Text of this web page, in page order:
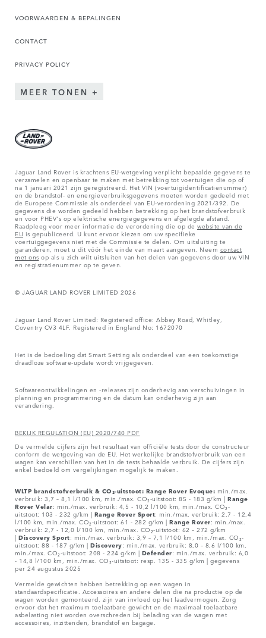
VOORWAARDEN & BEPALINGEN
CONTACT
PRIVACY POLICY
MEER TONEN
Jaguar Land Rover is krachtens EU-wetgeving verplicht bepaalde gegevens te
verzamelen en openbaar te maken met betrekking tot voertuigen die op of
na 1 januari 2021 zijn geregistreerd. Het VIN (voertuigidentificatienummer)
en de brandstof- en energieverbruiksgegevens moeten worden gedeeld met
de Europese Commissie als onderdeel van EU-verordening 2021/392. De
gegevens die worden gedeeld hebben betrekking op het brandstofverbruik
en voor PHEV's op elektrische energiegegevens en afgelegde afstand.
Raadpleeg voor meer informatie de verordening die op dewebsite van de
EU is gepubliceerd. U kunt ervoor kiezen om uw specifieke
voertuiggegevens niet met de Commissie te delen. Om uitsluiting te
garanderen, moet u dit vóór het einde van maart aangeven. Neem contact
met ons op als u zich wilt uitsluiten van het delen van gegevens door uw VIN
en registratienummer op te geven.
© JAGUAR LAND ROVER LIMITED 2026
Jaguar Land Rover Limited: Registered office: Abbey Road, Whitley,
Coventry CV3 4LF. Registered in England No: 1672070
Het is de bedoeling dat Smart Setting als onderdeel van een toekomstige
draadloze software-update wordt vrijgegeven.
Softwareontwikkelingen en -releases zijn onderhevig aan verschuivingen in
planning en programmering en de datum kan onderhevig zijn aan
verandering.
BEKIJK REGULATION (EU) 2020/740 PDF
De vermelde cijfers zijn het resultaat van officiële tests door de constructeur
conform de wetgeving van de EU. Het werkelijke brandstofverbruik van een
wagen kan verschillen van het in de tests behaalde verbruik. De cijfers zijn
enkel bedoeld om vergelijkingen mogelijk te maken.
WLTP brandstofverbruik & CO₂-uitstoot: Range Rover Evoque: min./max.
verbruik: 3,7 – 8,1 l/100 km, min./max. CO₂-uitstoot: 85 - 183 g/km | Range
Rover Velar: min./max. verbruik: 4,5 - 10,2 l/100 km, min./max. CO₂-
uitstoot: 103 - 232 g/km | Range Rover Sport: min./max. verbruik: 2,7 - 12,4
l/100 km, min./max. CO₂-uitstoot: 61 - 282 g/km | Range Rover: min./max.
verbruik: 2,7 - 12,0 l/100 km, min./max. CO₂-uitstoot: 62 – 272 g/km
| Discovery Sport: min./max. verbruik: 3,9 – 7,1 l/100 km, min./max. CO₂-
uitstoot: 88 - 187 g/km | Discovery: min./max. verbruik: 8,0 – 8,6 l/100 km,
min./max. CO₂-uitstoot: 208 - 224 g/km | Defender: min./max. verbruik: 6,0
- 14,8 l/100 km, min./max. CO₂-uitstoot: resp. 135 - 335 g/km | gegevens
per 24 augustus 2025
Vermelde gewichten hebben betrekking op een wagen in
standaardspecificatie. Accessoires en andere delen die na productie op de
wagen worden gemonteerd, zijn van invloed op het laadvermogen. Zorg
ervoor dat het maximum toelaatbare gewicht en de maximaal toelaatbare
asbelasting niet worden overschreden bij belading van de wagen met
accessoires, inzittenden, brandstof en bagage.